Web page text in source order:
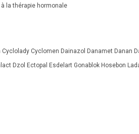
la thérapie hormonale
Cyclomen Dainazol Danamet Danan
Dzol Ectopal Esdelart Gonablok Hosebon